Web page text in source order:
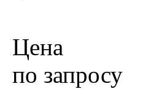
Цена
по запросу